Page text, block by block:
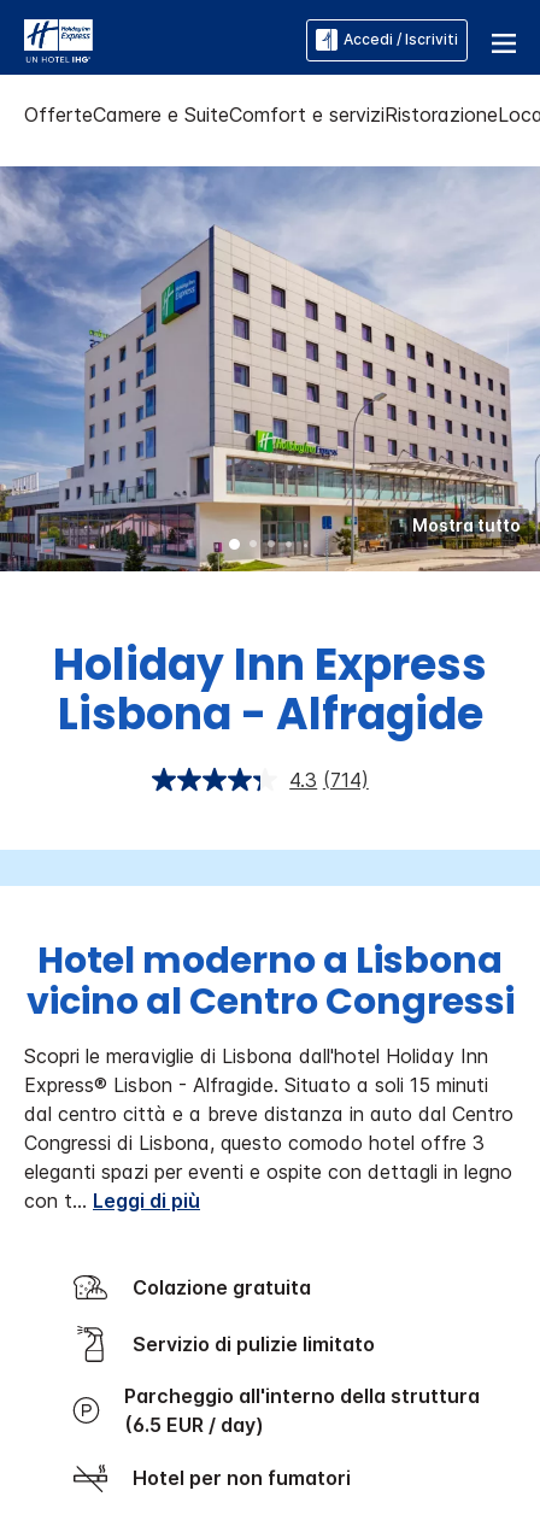
Accedi / Iscriviti
OfferteCamere e SuiteComfort e serviziRistorazione
Mostra tutto
Holiday Inn Express
Lisbona - Alfragide
4.3 (714)
Hotel moderno a Lisbona
vicino al Centro Congressi
Scopri le meraviglie di Lisbona dall'hotel Holiday Inn
Express® Lisbon - Alfragide. Situato a soli 15 minuti
dal centro città e a breve distanza in auto dal Centro
Congressi di Lisbona, questo comodo hotel offre 3
eleganti spazi per eventi e ospite con dettagli in legno
con t... Leggi di più
Colazione gratuita
Servizio di pulizie limitato
Parcheggio all'interno della struttura
(6.5 EUR / day)
Hotel per non fumatori